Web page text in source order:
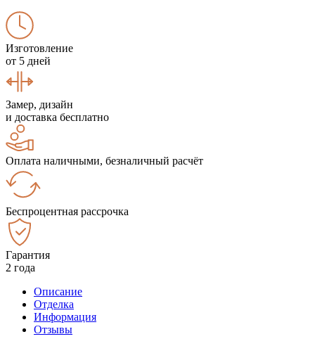
Изготовление
от 5 дней
Замер, дизайн
и доставка бесплатно
Оплата наличными, безналичный расчёт
Беспроцентная рассрочка
Гарантия
2 года
Описание
Отделка
Информация
Отзывы